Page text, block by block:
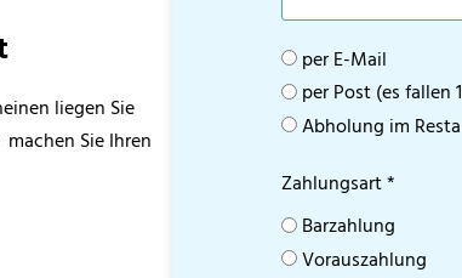
liegen Sie
Sie Ihren
per E-Mail
per Post (es fallen
Abholung im
Zahlungsart *
Barzahlung
Vorauszahlung